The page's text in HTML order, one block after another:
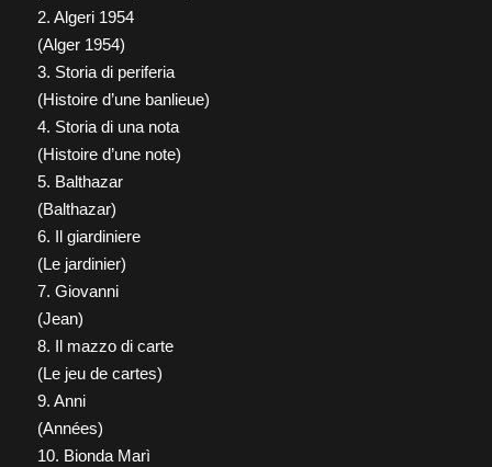
2. Algeri 1954
(Alger 1954)
3. Storia di periferia
(Histoire d’une banlieue)
4. Storia di una nota
(Histoire d’une note)
5. Balthazar
(Balthazar)
6. Il giardiniere
(Le jardinier)
7. Giovanni
(Jean)
8. Il mazzo di carte
(Le jeu de cartes)
9. Anni
(Années)
10. Bionda Marì